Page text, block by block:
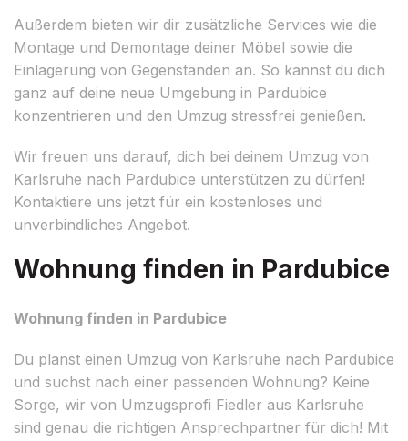
Außerdem bieten wir dir zusätzliche Services wie die
Montage und Demontage deiner Möbel sowie die
Einlagerung von Gegenständen an. So kannst du dich
ganz auf deine neue Umgebung in Pardubice
konzentrieren und den Umzug stressfrei genießen.
Wir freuen uns darauf, dich bei deinem Umzug von
Karlsruhe nach Pardubice unterstützen zu dürfen!
Kontaktiere uns jetzt für ein kostenloses und
unverbindliches Angebot.
Wohnung finden in Pardubice
Wohnung finden in Pardubice
Du planst einen Umzug von Karlsruhe nach Pardubice
und suchst nach einer passenden Wohnung? Keine
Sorge, wir von Umzugsprofi Fiedler aus Karlsruhe
sind genau die richtigen Ansprechpartner für dich! Mit